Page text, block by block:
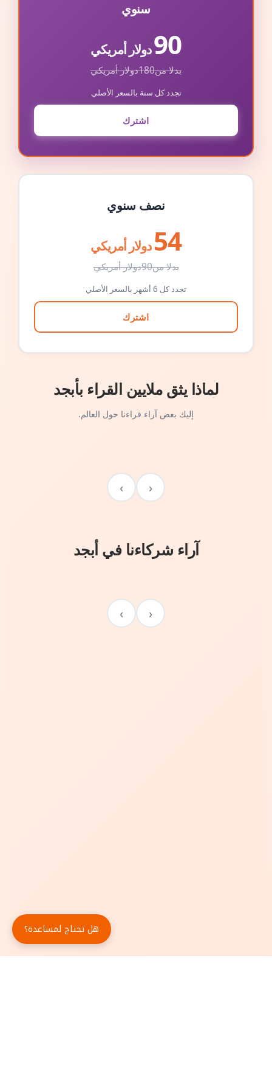
سنوي
90دولار أمريكي
بدلا من180دولار أمريكي
تجدد كل سنة بالسعر الأصلي
اشترك
نصف سنوي
54 دولار أمريكي
بدلا من90دولار أمريكي
تجدد كل 6 أشهر بالسعر الأصلي
اشترك
لماذا يثق ملايين القراء بأبجد
إليك بعض آراء قراءنا حول العالم.
‹
›
آراء شركاءنا في أبجد
‹
›
هل تحتاج لمساعدة؟